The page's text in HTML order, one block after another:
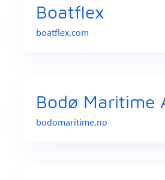
Boatflex
boatflex.com
Bodø Maritime
bodomaritime.no